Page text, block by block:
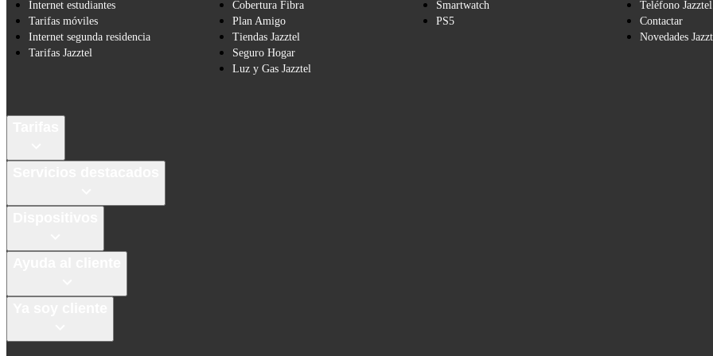
Internet estudiantes
Tarifas móviles
Internet segunda residencia
Tarifas Jazztel
Cobertura Fibra
Plan Amigo
Tiendas Jazztel
Seguro Hogar
Luz y Gas Jazztel
Smartwatch
PS5
Teléfono Jazztel
Contactar
Novedades